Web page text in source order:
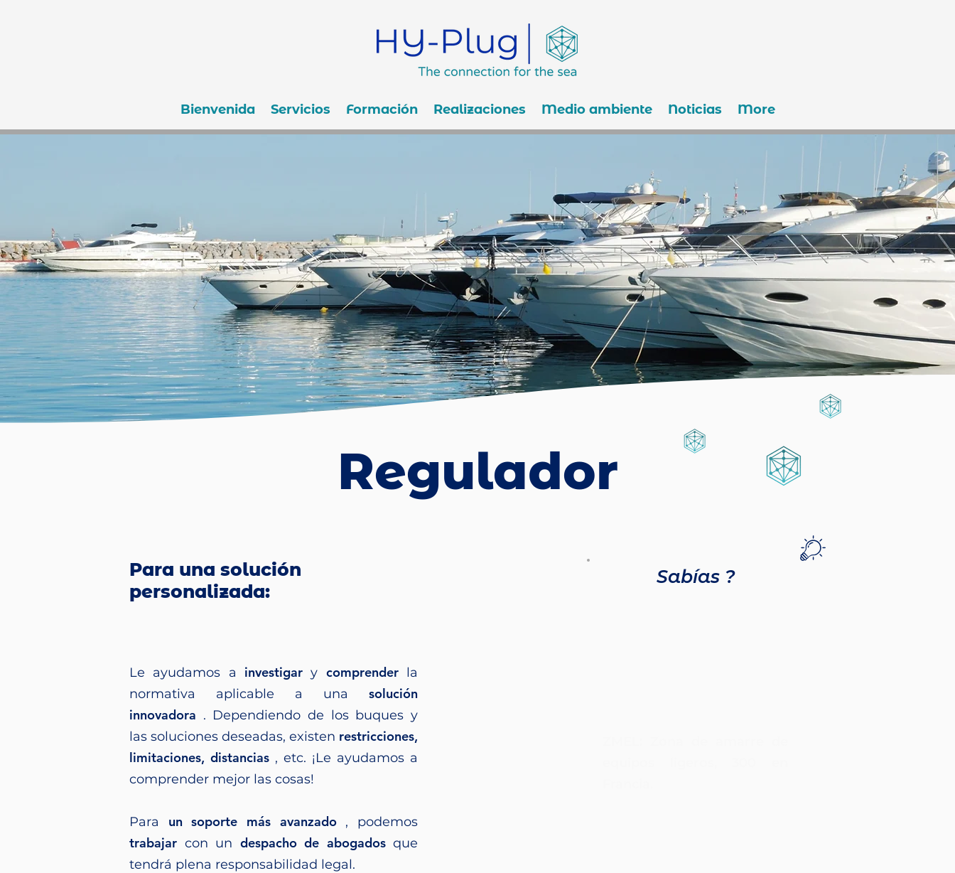
Bienvenida Servicios Formación Realizaciones Medio ambiente Noticias More
Regulador
Para una solución
personalizada:
Sabías ?
Le ayudamos a investigar y comprenderla
normativa aplicable a una solución
innovadora . Dependiendo de los buques y
las soluciones deseadas, existen restricciones,
limitaciones, distancias , etc. ¡Le ayudamos a
comprender mejor las cosas!
Para un soporte más avanzado, podemos
trabajar con un despacho de abogadosque
tendrá plena responsabilidad legal.